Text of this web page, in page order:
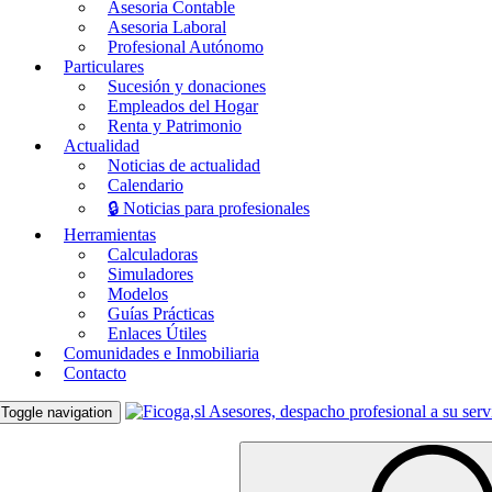
Asesoria Contable
Asesoria Laboral
Profesional Autónomo
Particulares
Sucesión y donaciones
Empleados del Hogar
Renta y Patrimonio
Actualidad
Noticias de actualidad
Calendario
🔒 Noticias para profesionales
Herramientas
Calculadoras
Simuladores
Modelos
Guías Prácticas
Enlaces Útiles
Comunidades e Inmobiliaria
Contacto
Toggle navigation